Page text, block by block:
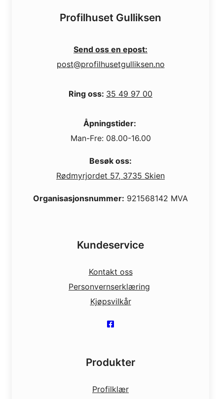
Profilhuset Gulliksen
Send oss en epost:
post@profilhusetgulliksen.no
Ring oss: 35 49 97 00
Åpningstider:
Man-Fre: 08.00-16.00
Besøk oss:
Rødmyrjordet 57, 3735 Skien
Organisasjonsnummer: 921568142 MVA
Kundeservice
Kontakt oss
Personvernserklæring
Kjøpsvilkår
Produkter
Profilklær